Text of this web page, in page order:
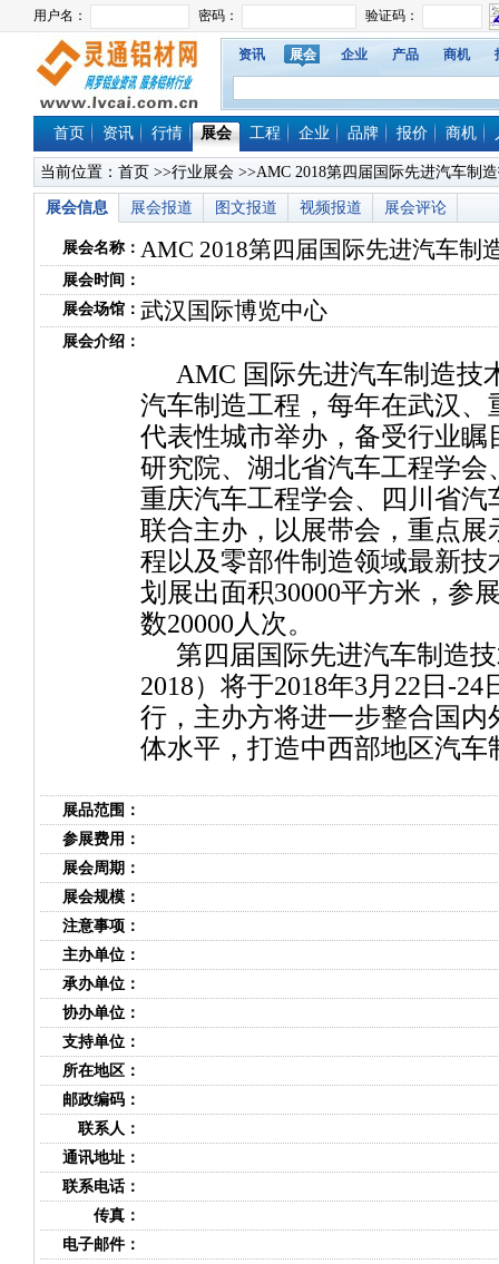
资讯 展会 企业 产品 商机
首页 资讯 行情 展会 工程 企业 品牌 报价 商机
当前位置： 首页 >>行业展会 >>AMC 2018第四届国际先进汽车制
展会信息 展会报道 图文报道 视频报道 展会评论
展会名称： AMC 2018第四届国际先进汽车制
展会时间：
展会场馆： 武汉国际博览中心
展会介绍：
AMC 国际先进汽车制造技
汽车制造工程，每年在武汉
代表性城市举办，备受行业
研究院、湖北省汽车工程学
重庆汽车工程学会、四川省
联合主办，以展带会， 重点展
程以及零部件制造领域最新技
划展出面积30000平方米，参
数20000人次。
第四届国际先进汽车制造
2018）将于2018年3月22日-
行，主办方将进一步整合国
体水平，打造中西部地区汽车
展品范围：
参展费用：
展会周期：
展会规模：
注意事项：
主办单位：
承办单位：
协办单位：
支持单位：
所在地区：
邮政编码：
联系人：
通讯地址：
联系电话：
传真：
电子邮件：